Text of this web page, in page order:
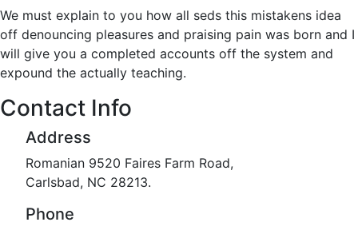
We must explain to you how all seds this mistakens idea
off denouncing pleasures and praising pain was born and I
will give you a completed accounts off the system and
expound the actually teaching.
Contact Info
Address
Romanian 9520 Faires Farm Road,
Carlsbad, NC 28213.
Phone